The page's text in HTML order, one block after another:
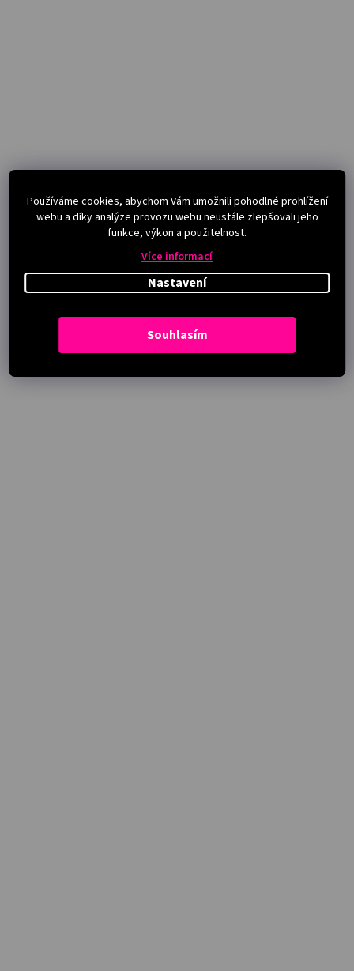
Používáme cookies, abychom Vám umožnili pohodlné prohlížení
webu a díky analýze provozu webu neustále zlepšovali jeho
funkce, výkon a použitelnost.
Více informací
Nastavení
Souhlasím